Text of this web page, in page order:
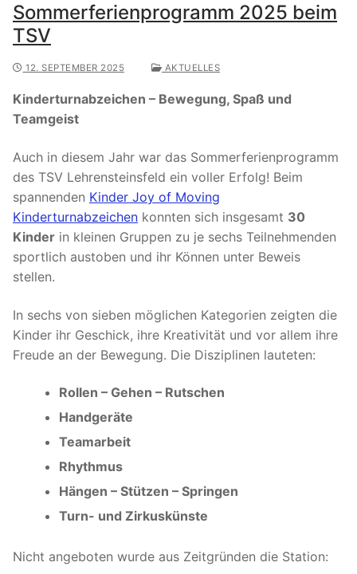
Sommerferienprogramm 2025 beim
TSV
12. SEPTEMBER 2025 AKTUELLES
Kinderturnabzeichen – Bewegung, Spaß und
Teamgeist
Auch in diesem Jahr war das Sommerferienprogramm
des TSV Lehrensteinsfeld ein voller Erfolg! Beim
spannenden Kinder Joy of Moving
Kinderturnabzeichen konnten sich insgesamt 30
Kinder in kleinen Gruppen zu je sechs Teilnehmenden
sportlich austoben und ihr Können unter Beweis
stellen.
In sechs von sieben möglichen Kategorien zeigten die
Kinder ihr Geschick, ihre Kreativität und vor allem ihre
Freude an der Bewegung. Die Disziplinen lauteten:
Rollen – Gehen – Rutschen
Handgeräte
Teamarbeit
Rhythmus
Hängen – Stützen – Springen
Turn- und Zirkuskünste
Nicht angeboten wurde aus Zeitgründen die Station: